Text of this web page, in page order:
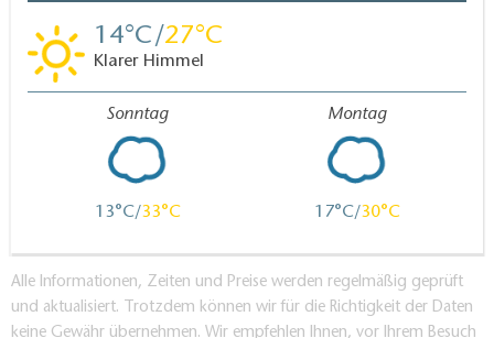
14 27
Klarer Himmel
Sonntag
13 33
Montag
17 30
Alle Informationen, Zeiten und Preise werden regelmäßig geprüft
und aktualisiert. Trotzdem können wir für die Richtigkeit der Daten
keine Gewähr übernehmen. Wir empfehlen Ihnen, vor Ihrem Besuch